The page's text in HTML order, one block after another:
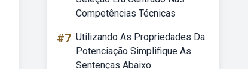
Competências Técnicas
#7 Utilizando As Propriedades Da
Potenciação Simplifique As
Sentenças Abaixo